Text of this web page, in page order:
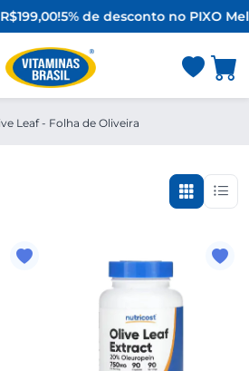
5% de desconto no PIXO
Leaf - Folha de Oliveira